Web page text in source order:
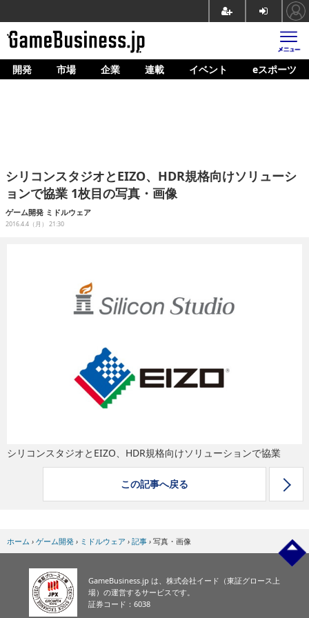
ホーム
企業動向
人材育成
イベント/セミナー
開発 市場 企業 連載 イベント eスポーツ
シリコンスタジオとEIZO、HDR規格向けソリューシ
ョンで協業 1枚目の写真・画像
ゲーム開発 ミドルウェア
2016.4.4（月） 21:30
シリコンスタジオとEIZO、HDR規格向けソリューションで協業
この記事へ戻る
ホーム › ゲーム開発 › ミドルウェア › 記事 › 写真・画像
GameBusiness.jp は、株式会社イード（東証グロース上
場）の運営するサービスです。
証券コード：6038